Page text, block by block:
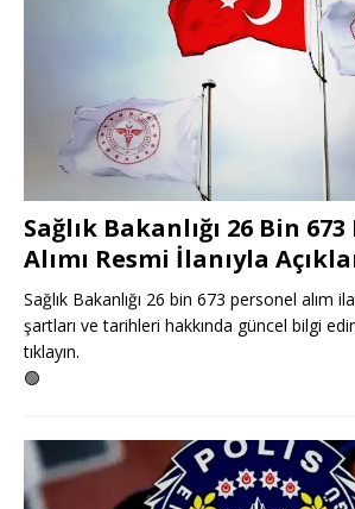
Sağlık Bakanlığı 26 Bin
Alımı Resmi İlanıyla
Sağlık Bakanlığı 26 bin 673 personel alım
şartları ve tarihleri hakkında güncel bilgi
tıklayın.
🟢